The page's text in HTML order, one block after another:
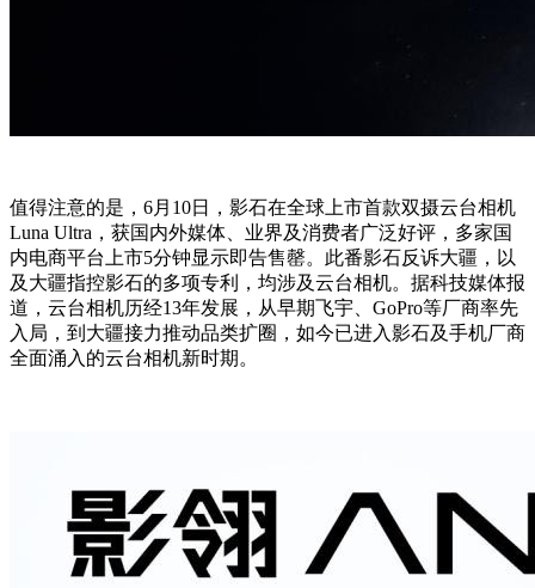
值得注意的是，6月10日，影石在全球上市首款双摄云台相机
Luna Ultra，获国内外媒体、业界及消费者广泛好评，多家国
内电商平台上市5分钟显示即告售罄。此番影石反诉大疆，以
及大疆指控影石的多项专利，均涉及云台相机。据科技媒体报
道，云台相机历经13年发展，从早期飞宇、GoPro等厂商率先
入局，到大疆接力推动品类扩圈，如今已进入影石及手机厂商
全面涌入的云台相机新时期。